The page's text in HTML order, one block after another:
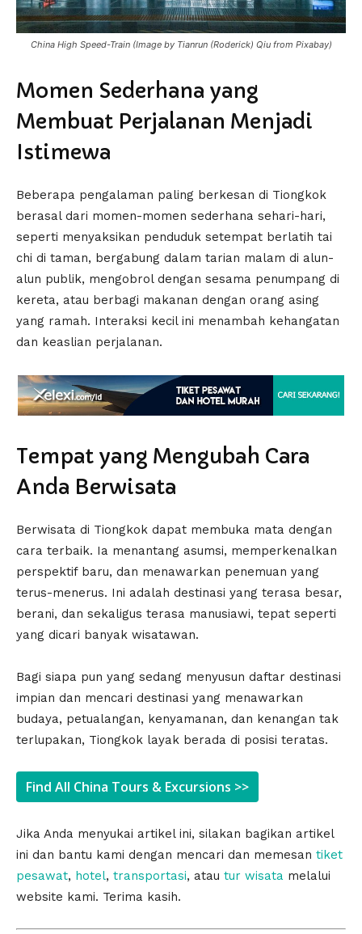
China High Speed-Train (Image by Tianrun (Roderick) Qiu from Pixabay)
Momen Sederhana yang
Membuat Perjalanan Menjadi
Istimewa
Beberapa pengalaman paling berkesan di Tiongkok
berasal dari momen-momen sederhana sehari-hari,
seperti menyaksikan penduduk setempat berlatih tai
chi di taman, bergabung dalam tarian malam di alun-
alun publik, mengobrol dengan sesama penumpang di
kereta, atau berbagi makanan dengan orang asing
yang ramah. Interaksi kecil ini menambah kehangatan
dan keaslian perjalanan.
Tempat yang Mengubah Cara
Anda Berwisata
Berwisata di Tiongkok dapat membuka mata dengan
cara terbaik. Ia menantang asumsi, memperkenalkan
perspektif baru, dan menawarkan penemuan yang
terus-menerus. Ini adalah destinasi yang terasa besar,
berani, dan sekaligus terasa manusiawi, tepat seperti
yang dicari banyak wisatawan.
Bagi siapa pun yang sedang menyusun daftar destinasi
impian dan mencari destinasi yang menawarkan
budaya, petualangan, kenyamanan, dan kenangan tak
terlupakan, Tiongkok layak berada di posisi teratas.
Find All China Tours & Excursions >>
Jika Anda menyukai artikel ini, silakan bagikan artikel
ini dan bantu kami dengan mencari dan memesan tiket
pesawat, hotel, transportasi, atau tur wisata melalui
website kami. Terima kasih.